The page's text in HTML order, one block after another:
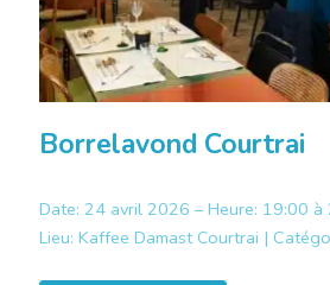
Borrelavond Courtrai
Date: 24 avril 2026 – Heure: 19:00 à
Lieu: Kaffee Damast Courtrai |